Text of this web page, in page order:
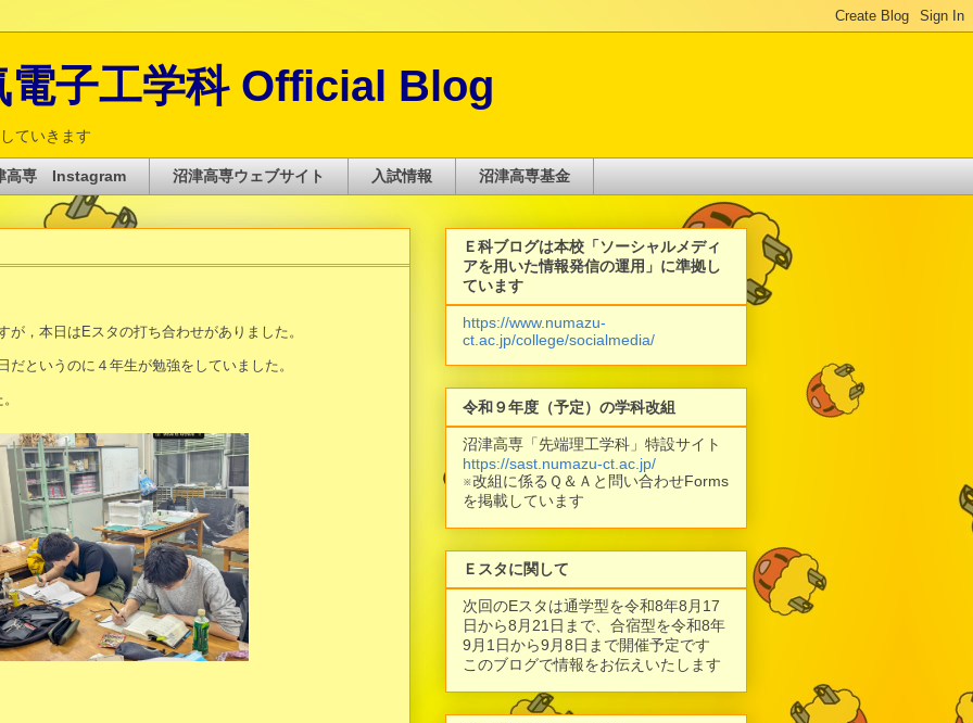
電子工学科 Official Blog
ていきます
高専 Instagram 沼津高専ウェブサイト 入試情報 沼津高専基金
，本日はEスタの打ち合わせがありました。
というのに４年生が勉強をしていました。
Ｅ科ブログは本校「ソーシャルメディ
アを用いた情報発信の運用」に準拠し
ています
https://www.numazu-
ct.ac.jp/college/socialmedia/
令和９年度（予定）の学科改組
沼津高専「先端理工学科」特設サイト
https://sast.numazu-ct.ac.jp/
※改組に係るＱ＆Ａと問い合わせForms
を掲載しています
Ｅスタに関して
次回のEスタは通学型を令和8年8月17
日から8月21日まで、合宿型を令和8年
9月1日から9月8日まで開催予定です
このブログで情報をお伝えいたします